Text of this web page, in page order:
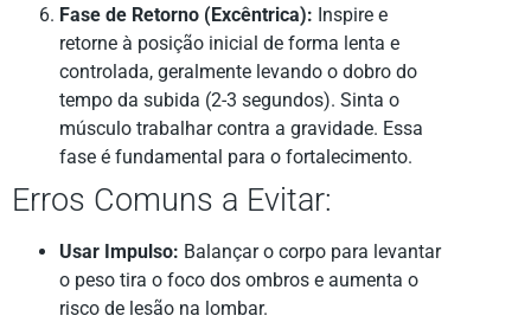
Fase de Retorno (Excêntrica): Inspire e
retorne à posição inicial de forma lenta e
controlada, geralmente levando o dobro do
tempo da subida (2-3 segundos). Sinta o
músculo trabalhar contra a gravidade. Essa
fase é fundamental para o fortalecimento.
Erros Comuns a Evitar:
Usar Impulso: Balançar o corpo para levantar
o peso tira o foco dos ombros e aumenta o
risco de lesão na lombar.